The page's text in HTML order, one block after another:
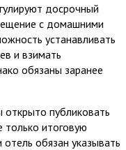
досрочный
с домашними
устанавливать
и взимать
обязаны заранее
публиковать
только итоговую
обязан указывать